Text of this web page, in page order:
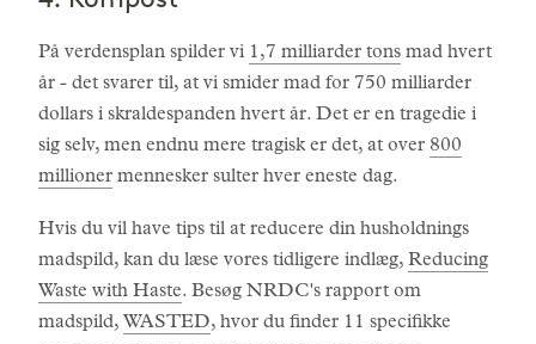
På verdensplan spilder vi 1,7 milliarder tons mad hvert
år - det svarer til, at vi smider mad for 750 milliarder
dollars i skraldespanden hvert år. Det er en tragedie i
sig selv, men endnu mere tragisk er det, at over 800
millioner mennesker sulter hver eneste dag.
Hvis du vil have tips til at reducere din husholdnings
madspild, kan du læse vores tidligere indlæg, Reducing
Waste with Haste. Besøg NRDC's rapport om
madspild, WASTED, hvor du finder 11 specifikke